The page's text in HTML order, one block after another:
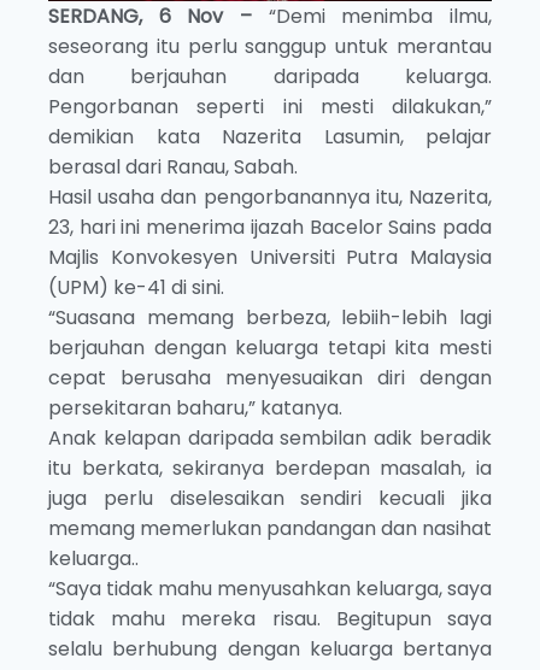
SERDANG, 6 Nov – “Demi menimba ilmu,
seseorang itu perlu sanggup untuk merantau
dan berjauhan daripada keluarga.
Pengorbanan seperti ini mesti dilakukan,”
demikian kata Nazerita Lasumin, pelajar
berasal dari Ranau, Sabah.
Hasil usaha dan pengorbanannya itu, Nazerita,
23, hari ini menerima ijazah Bacelor Sains pada
Majlis Konvokesyen Universiti Putra Malaysia
(UPM) ke-41 di sini.
“Suasana memang berbeza, lebiih-lebih lagi
berjauhan dengan keluarga tetapi kita mesti
cepat berusaha menyesuaikan diri dengan
persekitaran baharu,” katanya.
Anak kelapan daripada sembilan adik beradik
itu berkata, sekiranya berdepan masalah, ia
juga perlu diselesaikan sendiri kecuali jika
memang memerlukan pandangan dan nasihat
keluarga..
“Saya tidak mahu menyusahkan keluarga, saya
tidak mahu mereka risau. Begitupun saya
selalu berhubung dengan keluarga bertanya